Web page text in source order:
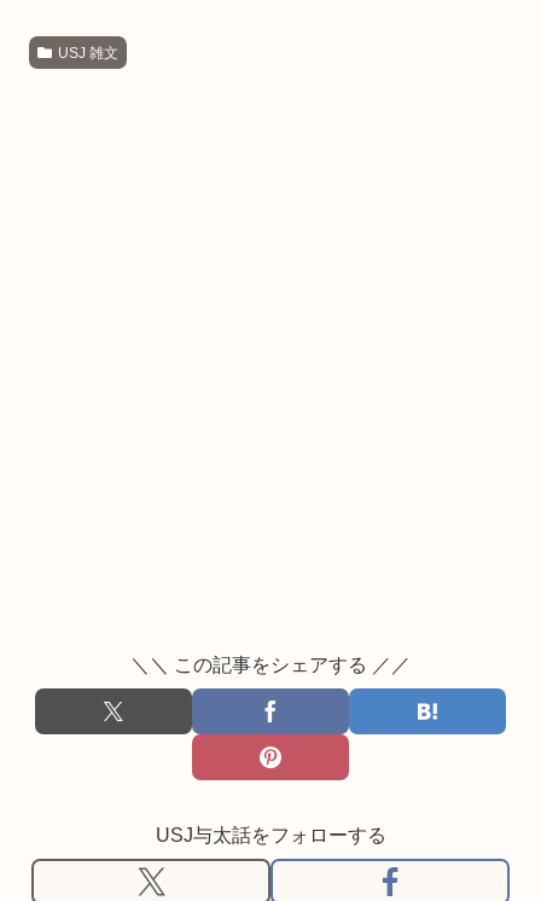
USJ 雑文
＼＼ この記事をシェアする ／／
USJ与太話をフォローする